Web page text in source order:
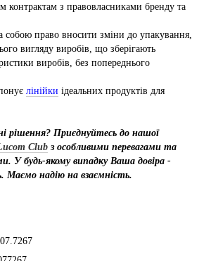
контрактам з правовласниками бренду та
право вносити зміни до упакування,
вигляду виробів, що зберігають
виробів, без попереднього
лінійки ідеальних продуктів для
рішення? Приєднуйтесь до нашої
Club з особливими перевагами та
У будь-якому випадку Ваша довіра -
Маємо надію на взаємність.